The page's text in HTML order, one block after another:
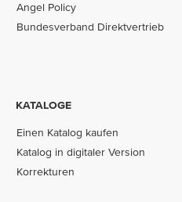
Angel Policy
Bundesverband Direktvertrieb
KATALOGE
Einen Katalog kaufen
Katalog in digitaler Version
Korrekturen